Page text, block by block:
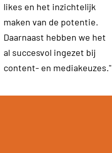
likes en het inzichtelijk
maken van de potentie.
Daarnaast hebben we het
al succesvol ingezet bij
content- en mediakeuzes."